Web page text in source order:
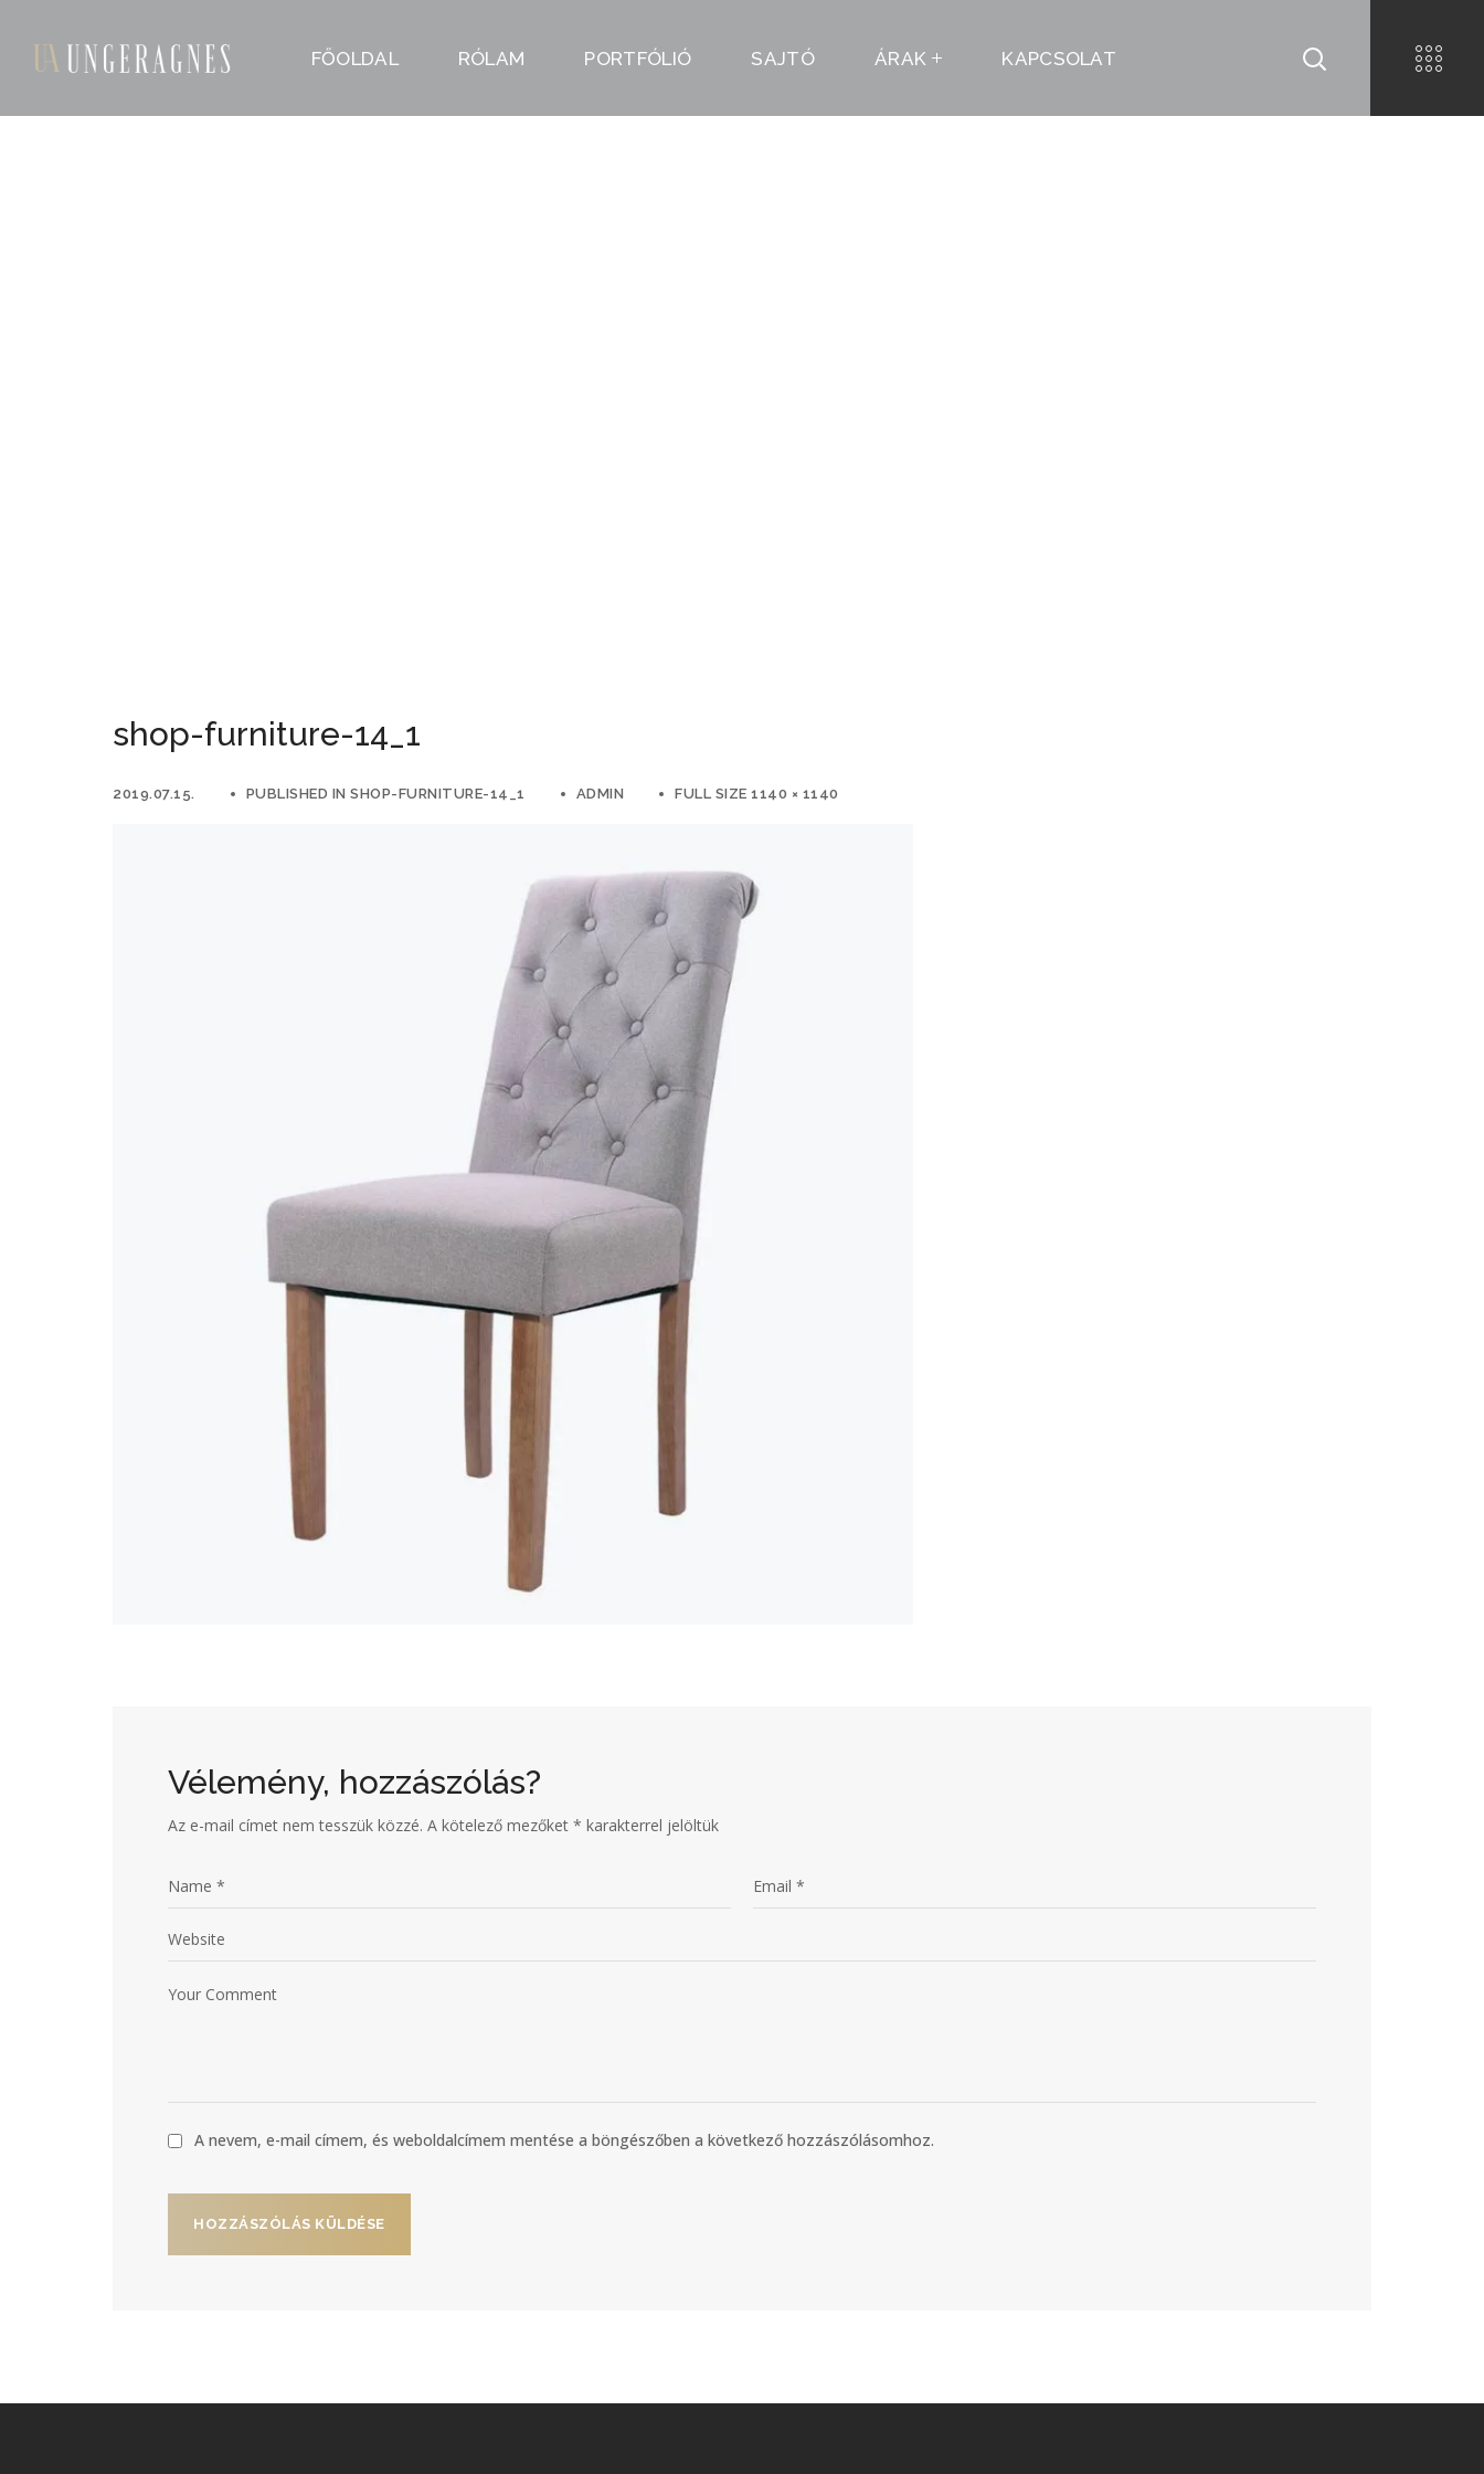
FŐOLDAL RÓLAM PORTFÓLIÓ SAJTÓ ÁRAK KAPCSOLAT
shop-furniture-14_1
2019.07.15. PUBLISHED IN SHOP-FURNITURE-14_1 ADMIN FULL SIZE 1140 × 1140
Vélemény, hozzászólás?
Az e-mail címet nem tesszük közzé. A kötelező mezőket * karakterrel jelöltük
A nevem, e-mail címem, és weboldalcímem mentése a böngészőben a következő hozzászólásomhoz.